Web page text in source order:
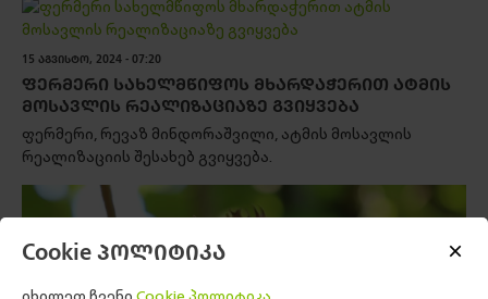
Cookie პოლიტიკა
15 ᲐᲒᲕᲘᲡᲢᲝ, 2024 - 07:20
ᲤᲔᲠᲛᲔᲠᲘ ᲡᲐᲮᲔᲚᲛᲬᲘᲤᲝᲡ ᲛᲮᲐᲠᲓᲐᲭᲔᲠᲘᲗ ᲐᲢᲛᲘᲡ
ᲛᲝᲡᲐᲕᲚᲘᲡ ᲠᲔᲐᲚᲘᲖᲐᲪᲘᲐᲖᲔ ᲒᲕᲘᲧᲕᲔᲑᲐ
ფერმერი, რევაზ მინდორაშვილი, ატმის მოსავლის
რეალიზაციის შესახებ გვიყვება.